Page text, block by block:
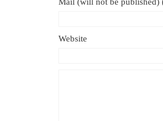
Website